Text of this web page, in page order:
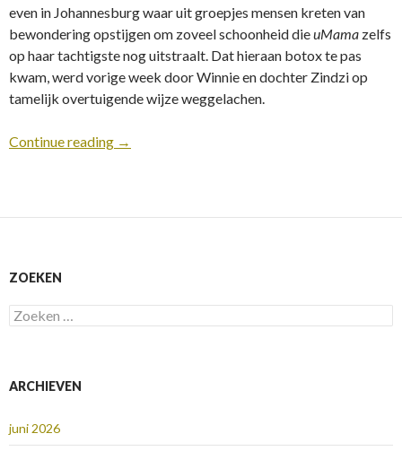
even in Johannesburg waar uit groepjes mensen kreten van
bewondering opstijgen om zoveel schoonheid dieuMama zelfs
op haar tachtigste nog uitstraalt. Dat hieraan botox te pas
kwam, werd vorige week door Winnie en dochter Zindzi op
tamelijk overtuigende wijze weggelachen.
Continue reading →
ZOEKEN
Zoeken
naar:
ARCHIEVEN
juni 2026